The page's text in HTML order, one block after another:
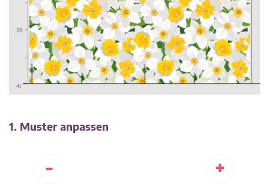
1. Muster anpassen
- +